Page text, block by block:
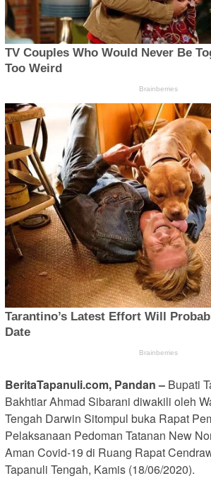
BeritaTapanuli.com, Pandan – Bupati
Bakhtiar Ahmad Sibarani diwakili oleh
Tengah Darwin Sitompul buka Rapat
Pelaksanaan Pedoman Tatanan New
Aman Covid-19 di Ruang Rapat
Tapanuli Tengah, Kamis (18/06/2020).